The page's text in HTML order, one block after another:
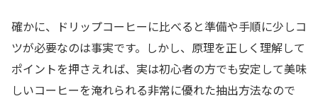
確かに、ドリップコーヒーに比べると準備や手順に少しコ
ツが必要なのは事実です。しかし、原理を正しく理解して
ポイントを押さえれば、実は初心者の方でも安定して美味
しいコーヒーを淹れられる非常に優れた抽出方法なので